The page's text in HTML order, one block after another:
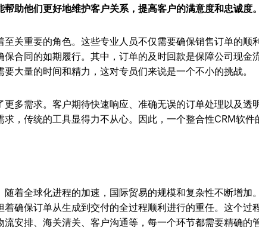
助他们更好地维护客户关系，提高客户的满意度和忠诚度。
关重要的角色。这些专业人员不仅需要确保销售订单的顺
合同的如期履行。其中，订单的及时回款是保障公司现金
大量的时间和精力，这对专员们来说是一个不小的挑战。
多需求。客户期待快速响应、准确无误的订单处理以及透
，传统的工具显得力不从心。因此，一个整合性CRM软件
着全球化进程的加速，国际贸易的规模和复杂性不断增加
确保订单从生成到交付的全过程顺利进行的重任。这个过
安排、海关清关、客户沟通等，每一个环节都需要精确的